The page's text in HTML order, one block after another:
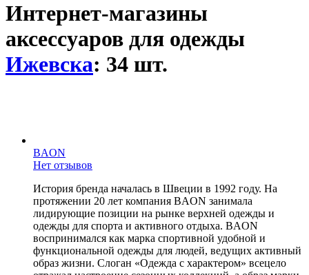
Интернет-магазины
аксессуаров для одежды
Ижевска: 34 шт.
BAON
Нет отзывов
История бренда началась в Швеции в 1992 году. На
протяжении 20 лет компания BAON занимала
лидирующие позиции на рынке верхней одежды и
одежды для спорта и активного отдыха. BAON
воспринимался как марка спортивной удобной и
функциональной одежды для людей, ведущих активный
образ жизни. Слоган «Одежда с характером» всецело